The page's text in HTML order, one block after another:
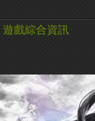
遊戲綜合資訊